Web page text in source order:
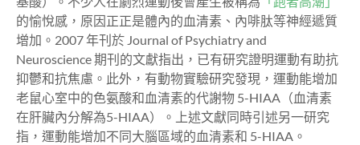
的愉悅感，原因正正是體內的血清素、內啡肽等神經遞質
增加。2007 年刊於 Journal of Psychiatry and
Neuroscience 期刊的文獻指出，已有研究證明運動有助抗
抑鬱和抗焦慮。此外，有動物實驗研究發現，運動能增加
老鼠心室中的色氨酸和血清素的代謝物 5-HIAA（血清素
在肝臟內分解為5-HIAA）。上述文獻同時引述另一研究
指，運動能增加不同大腦區域的血清素和 5-HIAA。